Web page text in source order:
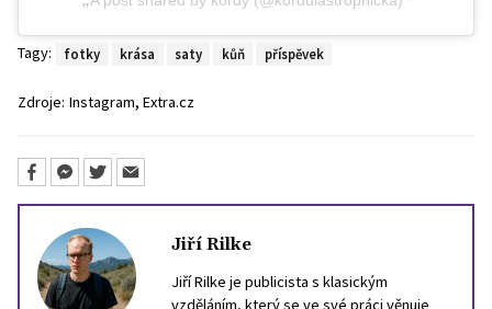
Tagy: fotky krása saty kůň příspěvek
Zdroje: Instagram, Extra.cz
Jiří Rilke
Jiří Rilke je publicista s klasickým
vzděláním, který se ve své práci věnuje